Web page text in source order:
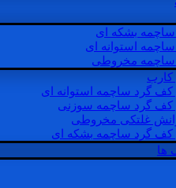
بشکه ای
استوانه ای
ساچمه مخروطی
کارب
کف گرد ساچمه استوانه ای
کف گرد ساچمه سوزنی
رانش غلتکی مخروطی
کف گرد ساچمه بشکه ای
ها